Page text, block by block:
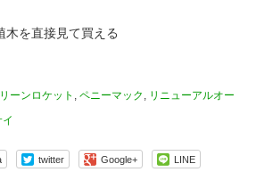
木を直接見て買える
ーンロケット ,ペニーマック
リニューアルオー
twitter Google+ LINE